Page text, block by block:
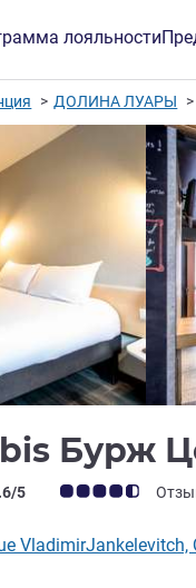
лояльности
ДОЛИНА ЛУАРЫ
Бурж
отзывы
5